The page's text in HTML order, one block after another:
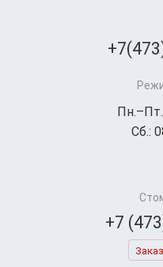
Сб.:
+7